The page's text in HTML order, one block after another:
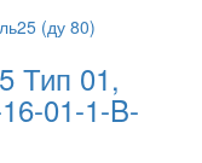
Тип 01,
01-1-B-